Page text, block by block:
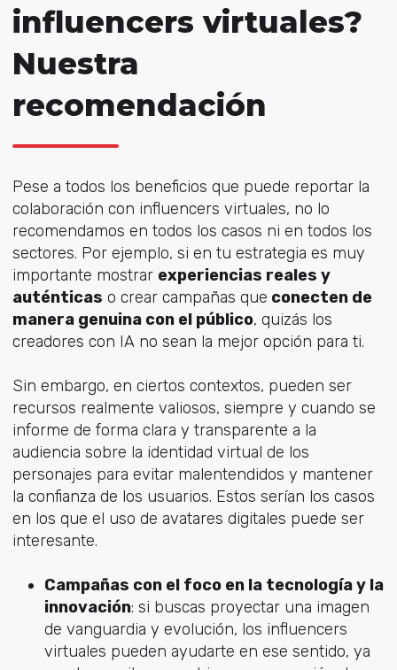
influencers virtuales?
Nuestra
recomendación
Pese a todos los beneficios que puede reportar la
colaboración con influencers virtuales, no lo
recomendamos en todos los casos ni en todos los
sectores. Por ejemplo, si en tu estrategia es muy
importante mostrar experiencias reales y
auténticas o crear campañas que conecten de
manera genuina con el público, quizás los
creadores con IA no sean la mejor opción para ti.
Sin embargo, en ciertos contextos, pueden ser
recursos realmente valiosos, siempre y cuando se
informe de forma clara y transparente a la
audiencia sobre la identidad virtual de los
personajes para evitar malentendidos y mantener
la confianza de los usuarios. Estos serían los casos
en los que el uso de avatares digitales puede ser
interesante.
Campañas con el foco en la tecnología y la
innovación: si buscas proyectar una imagen
de vanguardia y evolución, los influencers
virtuales pueden ayudarte en ese sentido, ya